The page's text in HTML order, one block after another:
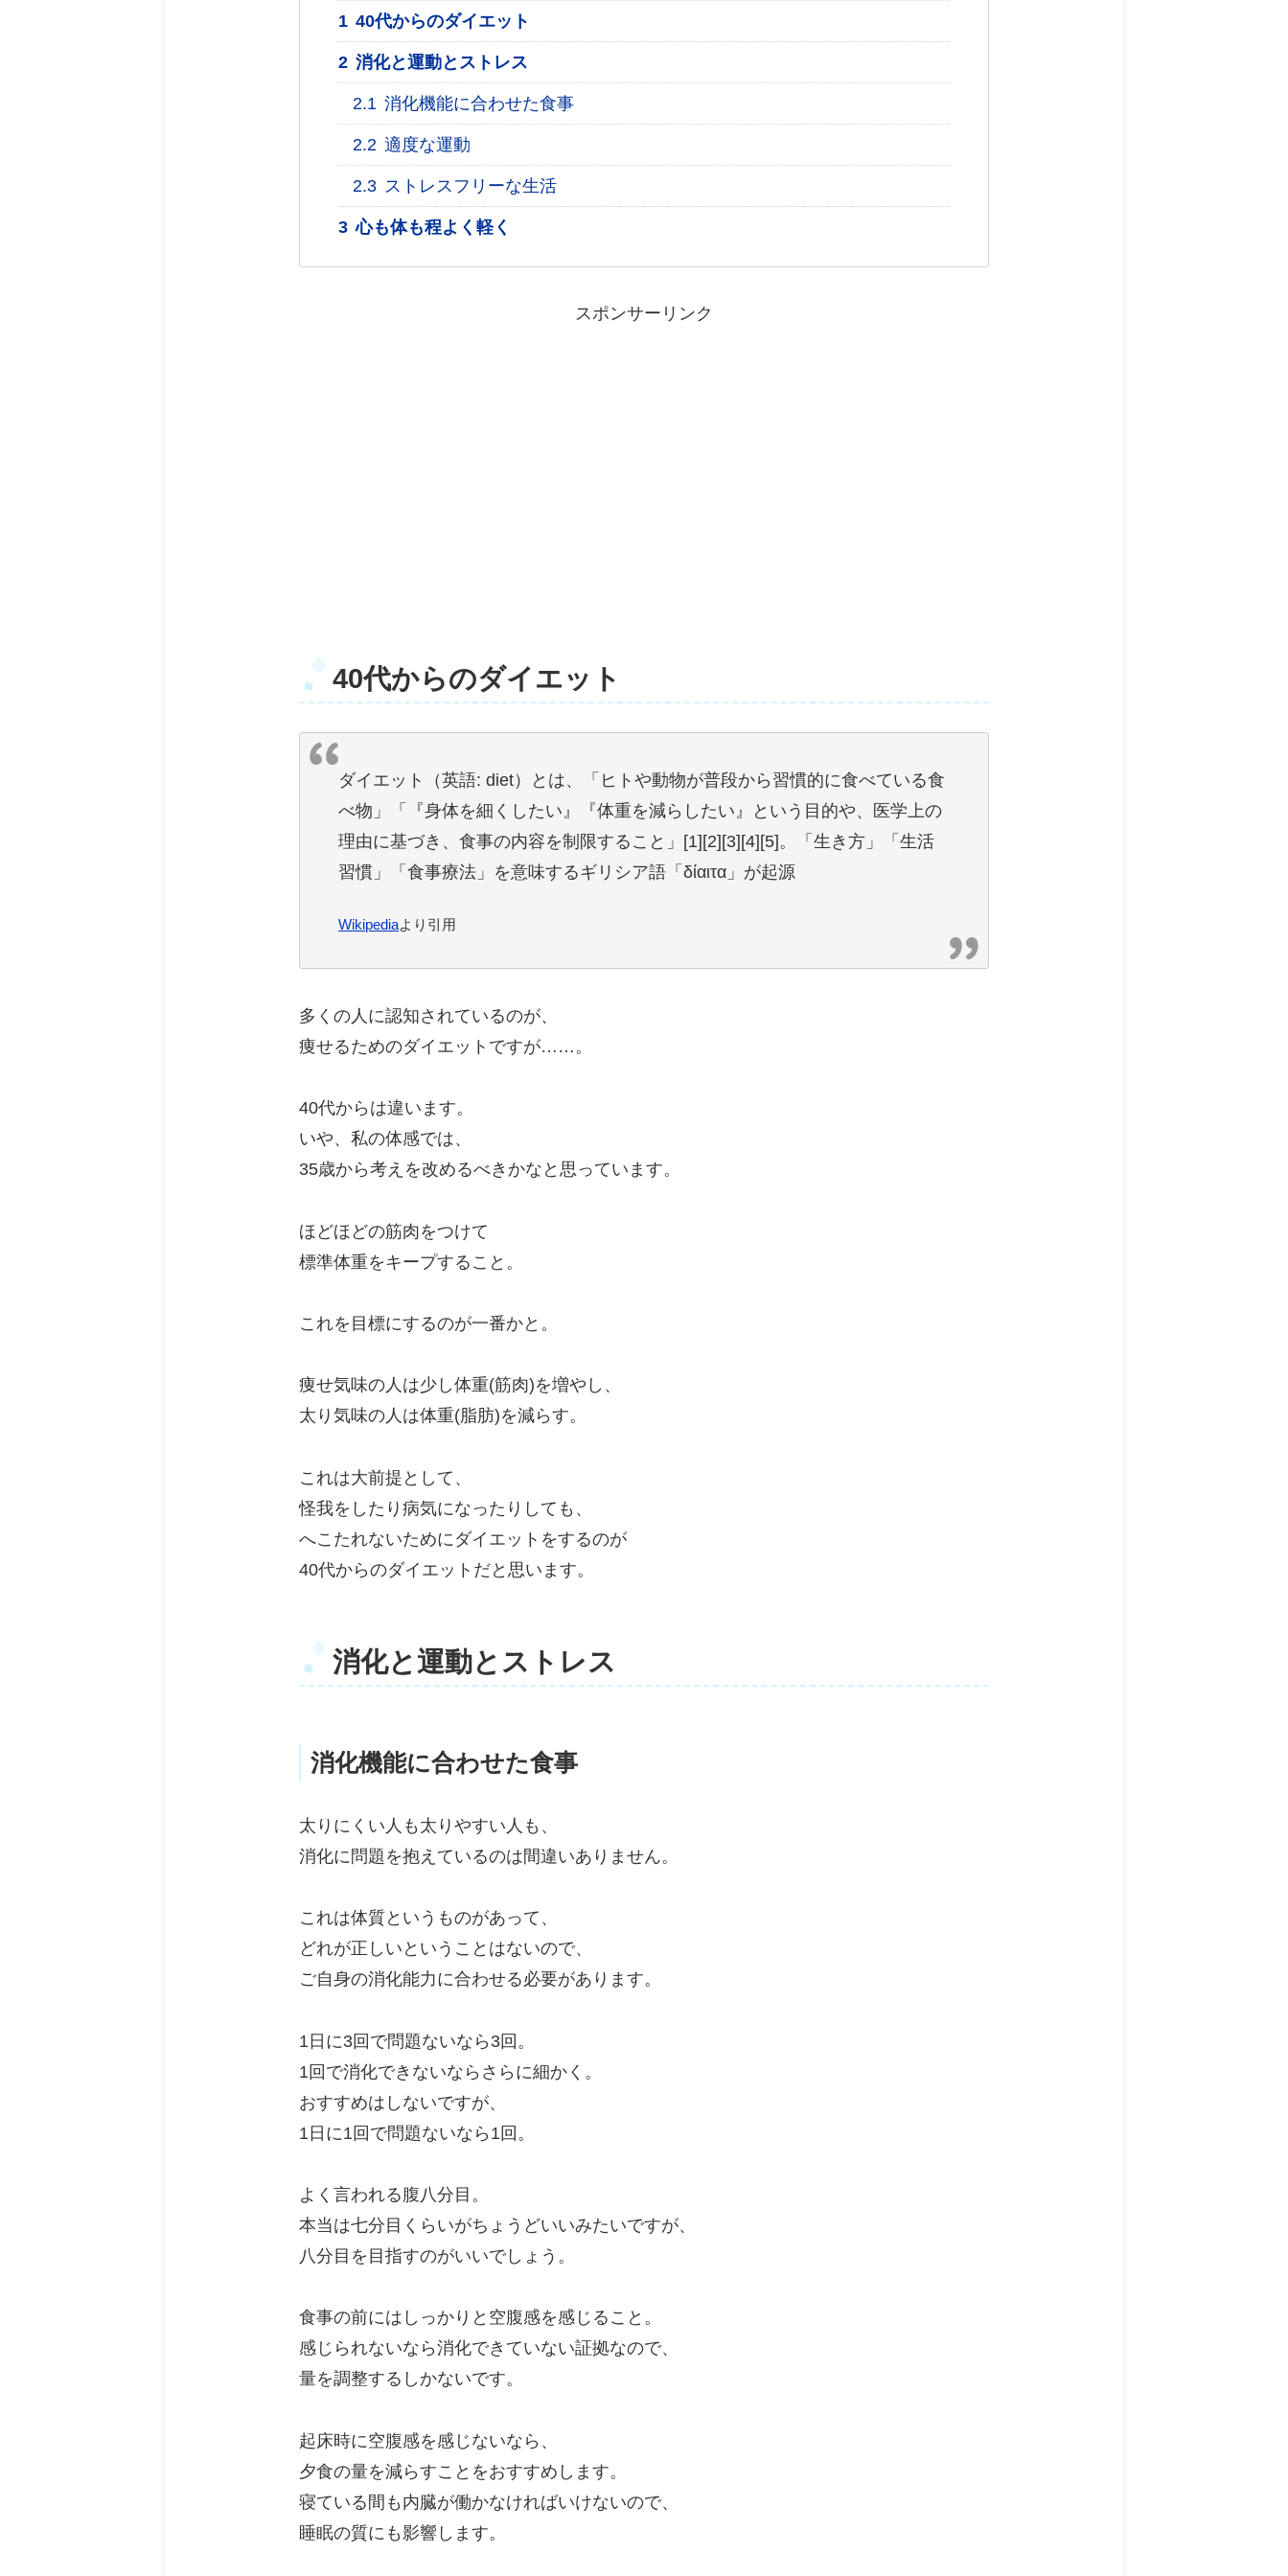
1 40代からのダイエット
2 消化と運動とストレス
2.1 消化機能に合わせた食事
2.2 適度な運動
2.3 ストレスフリーな生活
3 心も体も程よく軽く
スポンサーリンク
40代からのダイエット
ダイエット（英語: diet）とは、「ヒトや動物が普段から習慣的に食べている食
べ物」「『身体を細くしたい』『体重を減らしたい』という目的や、医学上の
理由に基づき、食事の内容を制限すること」[1][2][3][4][5]。「生き方」「生活
習慣」「食事療法」を意味するギリシア語「δίαιτα」が起源
Wikipediaより引用
多くの人に認知されているのが、
痩せるためのダイエットですが……。
40代からは違います。
いや、私の体感では、
35歳から考えを改めるべきかなと思っています。
ほどほどの筋肉をつけて
標準体重をキープすること。
これを目標にするのが一番かと。
痩せ気味の人は少し体重(筋肉)を増やし、
太り気味の人は体重(脂肪)を減らす。
これは大前提として、
怪我をしたり病気になったりしても、
へこたれないためにダイエットをするのが
40代からのダイエットだと思います。
消化と運動とストレス
消化機能に合わせた食事
太りにくい人も太りやすい人も、
消化に問題を抱えているのは間違いありません。
これは体質というものがあって、
どれが正しいということはないので、
ご自身の消化能力に合わせる必要があります。
1日に3回で問題ないなら3回。
1回で消化できないならさらに細かく。
おすすめはしないですが、
1日に1回で問題ないなら1回。
よく言われる腹八分目。
本当は七分目くらいがちょうどいいみたいですが、
八分目を目指すのがいいでしょう。
食事の前にはしっかりと空腹感を感じること。
感じられないなら消化できていない証拠なので、
量を調整するしかないです。
起床時に空腹感を感じないなら、
夕食の量を減らすことをおすすめします。
寝ている間も内臓が働かなければいけないので、
睡眠の質にも影響します。